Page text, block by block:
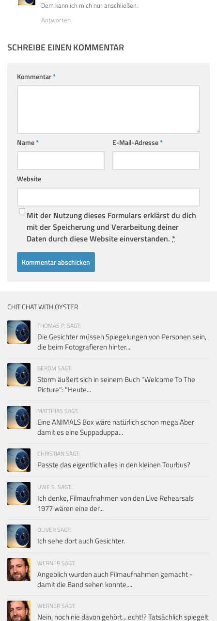
Dem kann ich mich nur anschließen.
Antworten
SCHREIBE EINEN KOMMENTAR
Kommentar*
Name* E-Mail-Adresse*
Website
Mit der Nutzung dieses Formulars erklärst du dich
mit der Speicherung und Verarbeitung deiner
Daten durch diese Website einverstanden. *
CHIT CHAT WITH OYSTER
THOMAS P. SAGT:
Die Gesichter müssen Spiegelungen von Personen sein,
die beim Fotografieren hinter...
GERDM SAGT:
Storm äußert sich in seinem Buch "Welcome To The
Picture": "Heute...
MATTHIAS SAGT:
Eine ANIMALS Box wäre natürlich schon mega.Aber
damit es eine Suppaduppa...
CHRISTIAN SAGT:
Passte das eigentlich alles in den kleinen Tourbus?
UWE S. SAGT:
Ich denke, Filmaufnahmen von den Live Rehearsals
1977 wären eine der...
OLIVER SAGT:
Ich sehe dort auch Gesichter.
WERNER SAGT:
Angeblich wurden auch Filmaufnahmen gemacht -
damit die Band sehen konnte,...
WERNER SAGT:
Nein, noch nie davon gehört... echt!? Tatsächlich spiegelt